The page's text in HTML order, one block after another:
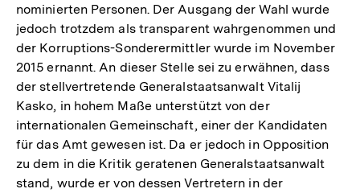
nominierten Personen. Der Ausgang der Wahl wurde
jedoch trotzdem als transparent wahrgenommen und
der Korruptions-Sonderermittler wurde im November
2015 ernannt. An dieser Stelle sei zu erwähnen, dass
der stellvertretende Generalstaatsanwalt Vitalij
Kasko, in hohem Maße unterstützt von der
internationalen Gemeinschaft, einer der Kandidaten
für das Amt gewesen ist. Da er jedoch in Opposition
zu dem in die Kritik geratenen Generalstaatsanwalt
stand, wurde er von dessen Vertretern in der